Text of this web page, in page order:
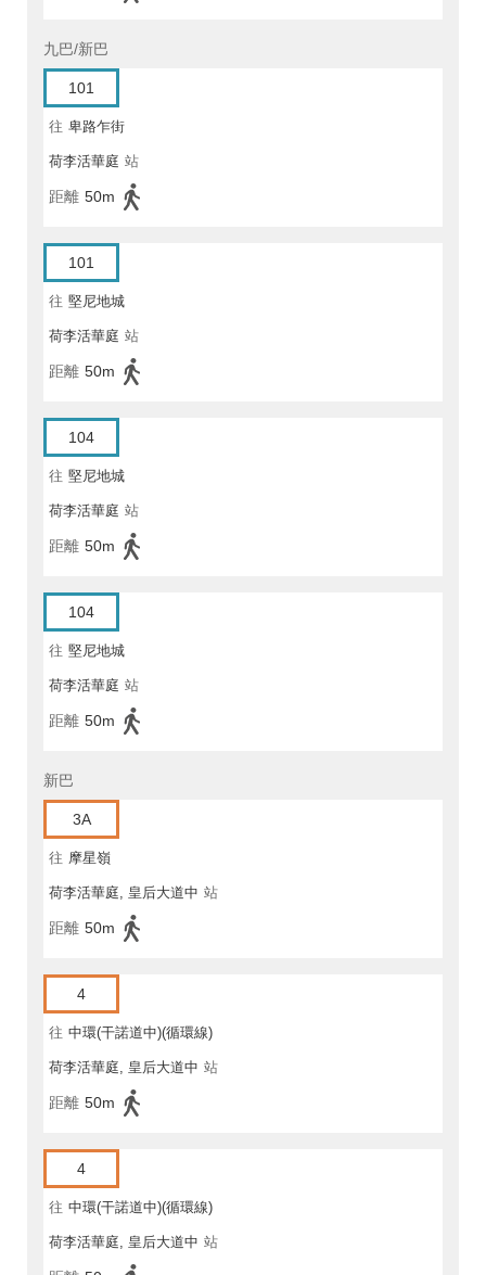
九巴/新巴
101
往 卑路乍街
荷李活華庭 站
距離 50m
101
往 堅尼地城
荷李活華庭 站
距離 50m
104
往 堅尼地城
荷李活華庭 站
距離 50m
104
往 堅尼地城
荷李活華庭 站
距離 50m
新巴
3A
往 摩星嶺
荷李活華庭, 皇后大道中 站
距離 50m
4
往 中環(干諾道中)(循環線)
荷李活華庭, 皇后大道中 站
距離 50m
4
往 中環(干諾道中)(循環線)
荷李活華庭, 皇后大道中 站